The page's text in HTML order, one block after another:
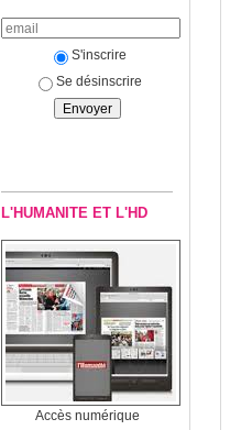
S'inscrire
Se désinscrire
L'HUMANITE ET L'HD
Accès numérique